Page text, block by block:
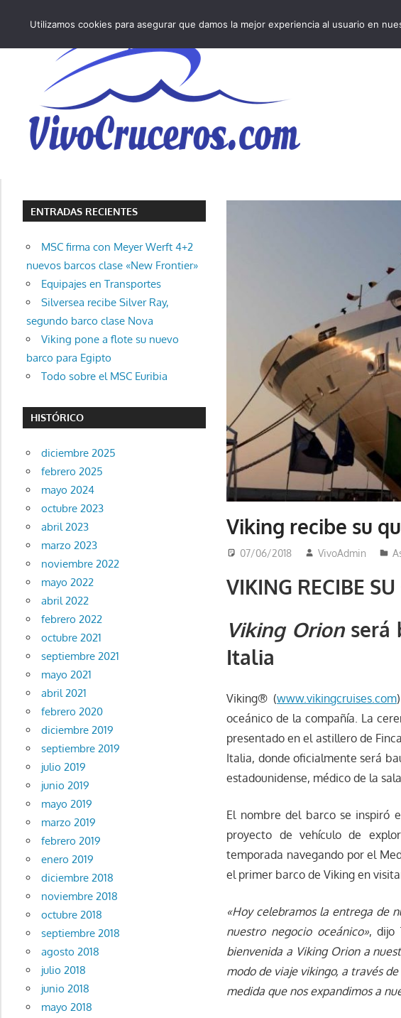
contenido
cruceros
y,
como
vivo,
Viking recibe su
07/06/2018 VivoAdmin
VIKING RECIBE
Viking Orionserá
Italia
Viking® (www.vikingcruises.com
oceánico de la compañía. La
presentado en el astillero de
Italia, donde oficialmente será
estadounidense, médico de la
El nombre del barco se inspiró
proyecto de vehículo de
temporada navegando por el
el primer barco de Viking en
«Hoy celebramos la entrega de
nuestro negocio oceánico», dijo
bienvenida a Viking Orion a
modo de viaje vikingo, a través
medida que nos expandimos a
ENTRADAS RECIENTES
MSC firma con Meyer Werft 4+2
nuevos barcos clase «New Frontier»
Equipajes en Transportes
Silversea recibe Silver Ray,
segundo barco clase Nova
Viking pone a flote su nuevo
barco para Egipto
Todo sobre el MSC Euribia
HISTÓRICO
diciembre 2025
febrero 2025
mayo 2024
octubre 2023
abril 2023
marzo 2023
noviembre 2022
mayo 2022
abril 2022
febrero 2022
octubre 2021
septiembre 2021
mayo 2021
abril 2021
febrero 2020
diciembre 2019
septiembre 2019
julio 2019
junio 2019
mayo 2019
marzo 2019
febrero 2019
enero 2019
diciembre 2018
noviembre 2018
octubre 2018
septiembre 2018
agosto 2018
julio 2018
junio 2018
mayo 2018
Utilizamos cookies para asegurar que damos la mejor experiencia al usuario en